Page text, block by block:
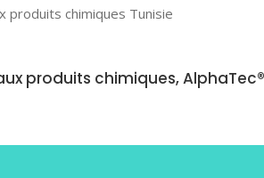
produits chimiques,